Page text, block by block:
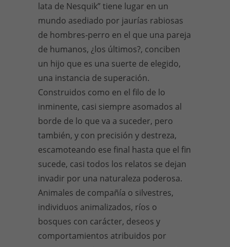
lata de Nesquik” tiene lugar en un
mundo asediado por jaurías rabiosas
de hombres-perro en el que una pareja
de humanos, ¿los últimos?, conciben
un hijo que es una suerte de elegido,
una instancia de superación.
Construidos como en el filo de lo
inminente, casi siempre asomados al
borde de lo que va a suceder, pero
también, y con precisión y destreza,
escamoteando ese final hasta que el fin
sucede, casi todos los relatos se dejan
invadir por una naturaleza poderosa.
Animales de compañía o silvestres,
individuos animalizados, ríos o
bosques con carácter, deseos y
comportamientos atribuidos por